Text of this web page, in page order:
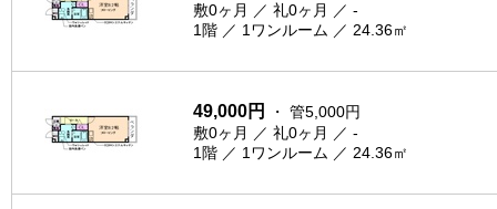
敷0ヶ月 ／ 礼0ヶ月 ／ -
1階 ／ 1ワンルーム ／ 24.36㎡
49,000円
・ 管5,000円
敷0ヶ月 ／ 礼0ヶ月 ／ -
1階 ／ 1ワンルーム ／ 24.36㎡